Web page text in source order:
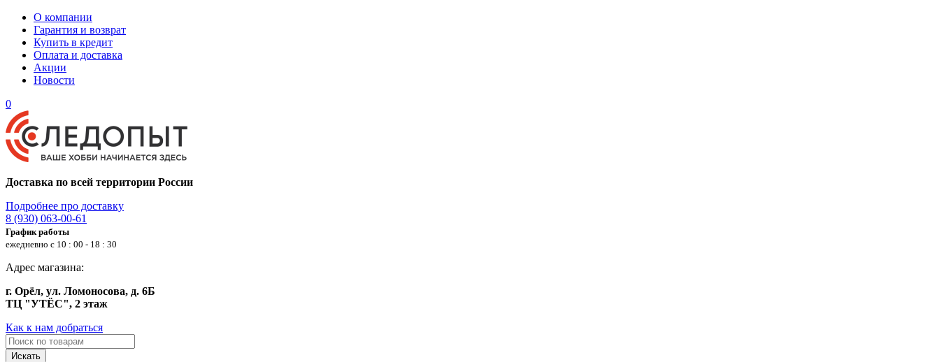
О компании
Гарантия и возврат
Купить в кредит
Оплата и доставка
Акции
Новости
0
Доставка по всей территории России
Подробнее про доставку
8 (930) 063-00-61
График работы
ежедневно с 10 : 00 - 18 : 30
Адрес магазина:
г. Орёл, ул. Ломоносова, д. 6Б
ТЦ "УТЁС", 2 этаж
Как к нам добраться
Искать